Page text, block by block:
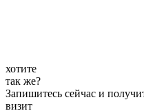
хотите
так же?
Запишитесь сейчас и
визит